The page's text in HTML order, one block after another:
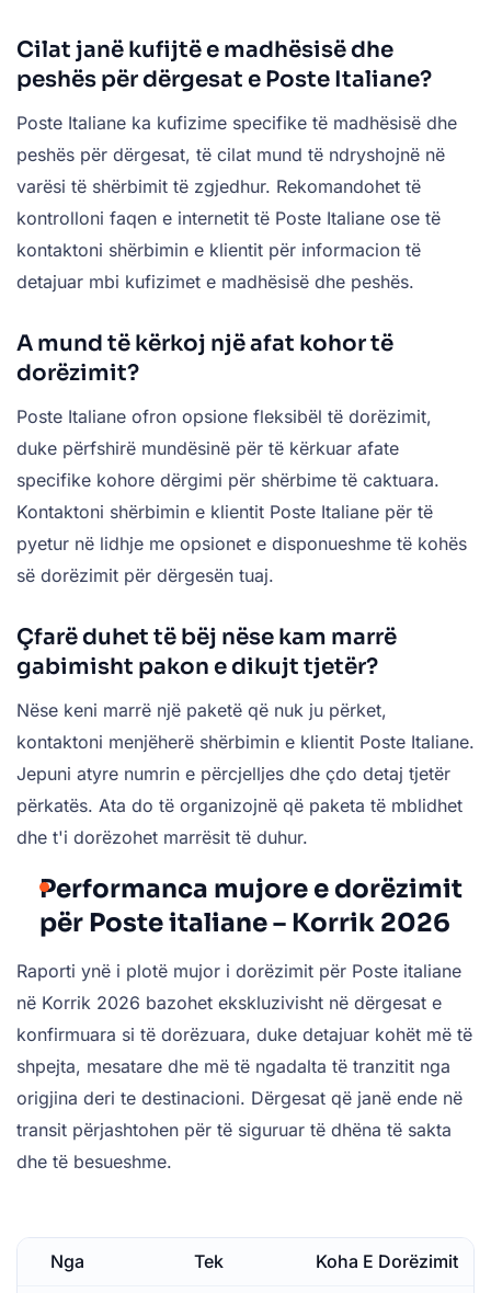
Cilat janë kufijtë e madhësisë dhe
peshës për dërgesat e Poste Italiane?
Poste Italiane ka kufizime specifike të madhësisë dhe
peshës për dërgesat, të cilat mund të ndryshojnë në
varësi të shërbimit të zgjedhur. Rekomandohet të
kontrolloni faqen e internetit të Poste Italiane ose të
kontaktoni shërbimin e klientit për informacion të
detajuar mbi kufizimet e madhësisë dhe peshës.
A mund të kërkoj një afat kohor të
dorëzimit?
Poste Italiane ofron opsione fleksibël të dorëzimit,
duke përfshirë mundësinë për të kërkuar afate
specifike kohore dërgimi për shërbime të caktuara.
Kontaktoni shërbimin e klientit Poste Italiane për të
pyetur në lidhje me opsionet e disponueshme të kohës
së dorëzimit për dërgesën tuaj.
Çfarë duhet të bëj nëse kam marrë
gabimisht pakon e dikujt tjetër?
Nëse keni marrë një paketë që nuk ju përket,
kontaktoni menjëherë shërbimin e klientit Poste Italiane.
Jepuni atyre numrin e përcjelljes dhe çdo detaj tjetër
përkatës. Ata do të organizojnë që paketa të mblidhet
dhe t'i dorëzohet marrësit të duhur.
Performanca mujore e dorëzimit
për Poste italiane – Korrik 2026
Raporti ynë i plotë mujor i dorëzimit për Poste italiane
në Korrik 2026 bazohet ekskluzivisht në dërgesat e
konfirmuara si të dorëzuara, duke detajuar kohët më të
shpejta, mesatare dhe më të ngadalta të tranzitit nga
origjina deri te destinacioni. Dërgesat që janë ende në
transit përjashtohen për të siguruar të dhëna të sakta
dhe të besueshme.
Nga Tek Koha E Dorëzimit